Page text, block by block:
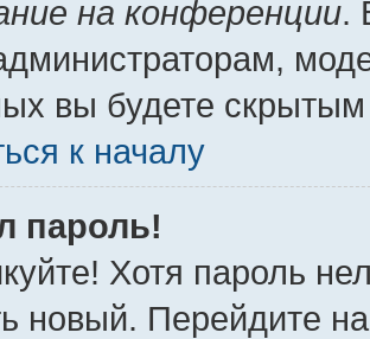
на конференции.
вы будете
к началу
пароль!
Хотя пароль
новый. Перейдите